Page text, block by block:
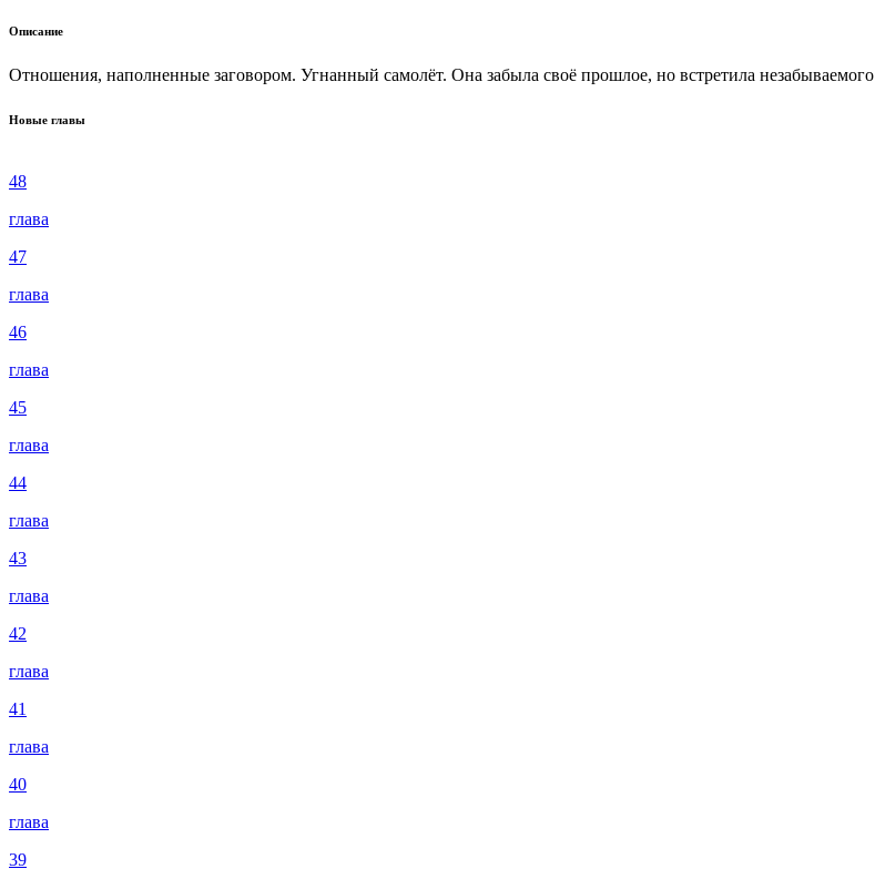
Описание
Отношения, наполненные заговором. Угнанный самолёт. Она забыла своё прошлое, но встретила
Новые главы
48
глава
47
глава
46
глава
45
глава
44
глава
43
глава
42
глава
41
глава
40
глава
39